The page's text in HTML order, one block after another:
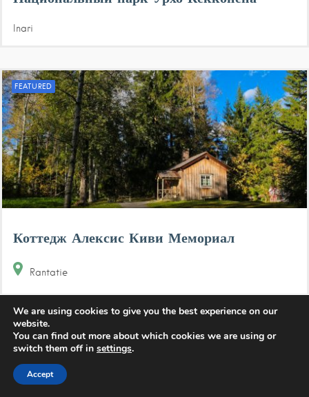
Inari
FEATURED
Коттедж Алексис Киви Мемориал
Rantatie
FEATURED
We are using cookies to give you the best experience on our
website.
You can find out more about which cookies we are using or
switch them off in settings.
Accept